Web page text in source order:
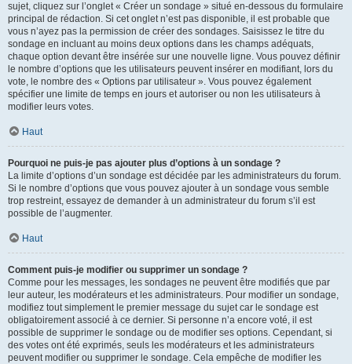
sujet, cliquez sur l’onglet « Créer un sondage » situé en-dessous du formulaire
principal de rédaction. Si cet onglet n’est pas disponible, il est probable que
vous n’ayez pas la permission de créer des sondages. Saisissez le titre du
sondage en incluant au moins deux options dans les champs adéquats,
chaque option devant être insérée sur une nouvelle ligne. Vous pouvez définir
le nombre d’options que les utilisateurs peuvent insérer en modifiant, lors du
vote, le nombre des « Options par utilisateur ». Vous pouvez également
spécifier une limite de temps en jours et autoriser ou non les utilisateurs à
modifier leurs votes.
Haut
Pourquoi ne puis-je pas ajouter plus d’options à un sondage ?
La limite d’options d’un sondage est décidée par les administrateurs du forum.
Si le nombre d’options que vous pouvez ajouter à un sondage vous semble
trop restreint, essayez de demander à un administrateur du forum s’il est
possible de l’augmenter.
Haut
Comment puis-je modifier ou supprimer un sondage ?
Comme pour les messages, les sondages ne peuvent être modifiés que par
leur auteur, les modérateurs et les administrateurs. Pour modifier un sondage,
modifiez tout simplement le premier message du sujet car le sondage est
obligatoirement associé à ce dernier. Si personne n’a encore voté, il est
possible de supprimer le sondage ou de modifier ses options. Cependant, si
des votes ont été exprimés, seuls les modérateurs et les administrateurs
peuvent modifier ou supprimer le sondage. Cela empêche de modifier les